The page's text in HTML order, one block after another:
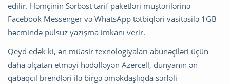
edilir. Həmçinin Sərbəst tarif paketləri müştərilərinə
Facebook Messenger və WhatsApp tətbiqləri vasitəsilə 1GB
həcmində pulsuz yazışma imkanı verir.
Qeyd edək ki, ən müasir texnologiyaları abunəçiləri üçün
daha əlçatan etməyi hədəfləyən Azercell, dünyanın ən
qabaqcıl brendləri ilə birgə əməkdaşlıqda sərfəli